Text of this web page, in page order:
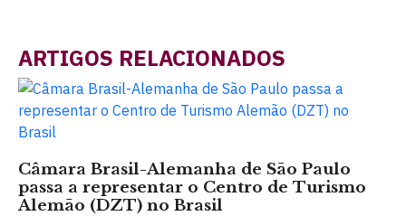
ARTIGOS RELACIONADOS
Câmara Brasil-Alemanha de São Paulo
passa a representar o Centro de Turismo
Alemão (DZT) no Brasil